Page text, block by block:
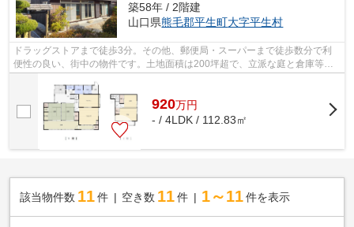
築58年 / 2階建
山口県熊毛郡平生町大字平生村
ドラッグストアまで徒歩3分。その他、郵便局・スーパーまで徒歩数分で利
便性の良い、街中の物件です。土地面積は200坪超で、立派な庭と倉庫等も
920万円
- / 4LDK / 112.83㎡
該当物件数 11件 空き数 11 件 1～11 件を表示